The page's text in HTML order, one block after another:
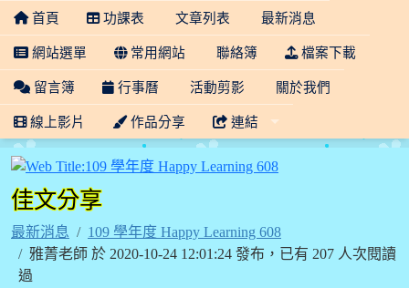
首頁 功課表 文章列表 最新消息
網站選單 常用網站 聯絡簿 檔案下載
留言簿 行事曆 活動剪影 關於我們
線上影片 作品分享 連結
109 學年度 Happy
佳文分享
最新消息
109 學年度 Happy Learning 608
雅菁老師 於 2020-10-24 12:01:24 發布，已有 207 人次閱讀
過